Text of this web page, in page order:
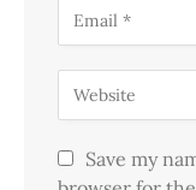
Save my